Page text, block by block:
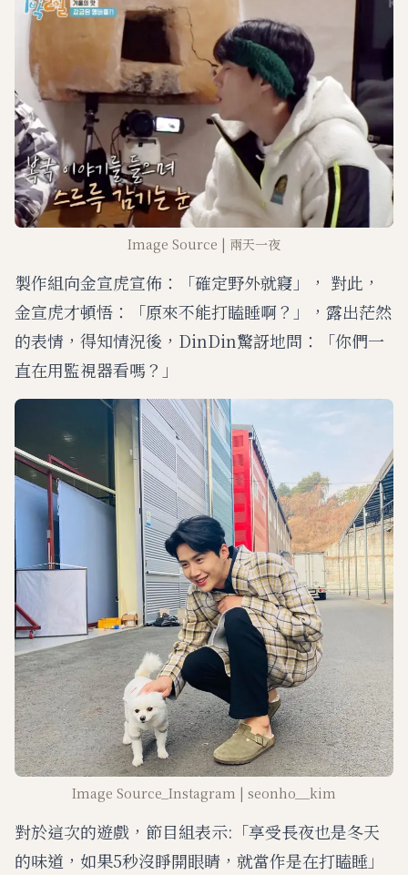
Image Source | 兩天一夜
製作組向金宣虎宣佈：「確定野外就寢」， 對此，
金宣虎才頓悟：「原來不能打瞌睡啊？」，露出茫然
的表情，得知情況後，DinDin驚訝地問：「你們一
直在用監視器看嗎？」
Image Source_Instagram | seonho__kim
對於這次的遊戲，節目組表示:「享受長夜也是冬天
的味道，如果5秒沒睜開眼睛，就當作是在打瞌睡」